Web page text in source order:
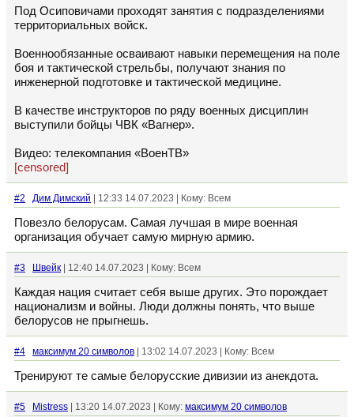
Под Осиповичами проходят занятия с подразделениями
территориальных войск.
Военнообязанные осваивают навыки перемещения на поле
боя и тактической стрельбы, получают знания по
инженерной подготовке и тактической медицине.
В качестве инструкторов по ряду военных дисциплин
выступили бойцы ЧВК «Вагнер».
Видео: телекомпания «ВоенТВ»
[censored]
#2 Дим Димский | 12:33 14.07.2023 | Кому: Всем
Повезло белорусам. Самая лучшая в мире военная
организация обучает самую мирную армию.
#3 Швейк | 12:40 14.07.2023 | Кому: Всем
Каждая нация считает себя выше других. Это порождает
национализм и войны. Люди должны понять, что выше
белорусов не прыгнешь.
#4 максимум 20 символов | 13:02 14.07.2023 | Кому: Всем
Тренируют те самые белорусские дивизии из анекдота.
#5 Mistress | 13:20 14.07.2023 | Кому: максимум 20 символов